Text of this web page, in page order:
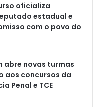
oficializa
estadual e
com o povo do
abre novas turmas
aos concursos da
Penal e TCE